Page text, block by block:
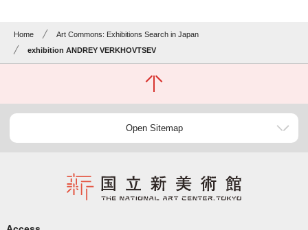
Home
Art Commons: Exhibitions Search in Japan
exhibition ANDREY VERKHOVTSEV
Open Sitemap